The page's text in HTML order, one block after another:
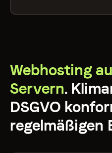
Webhosting
Servern.
DSGVO
regelmäßigen